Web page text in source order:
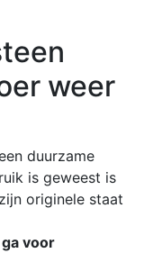
weer
duurzame
is geweest is
originele staat
voor